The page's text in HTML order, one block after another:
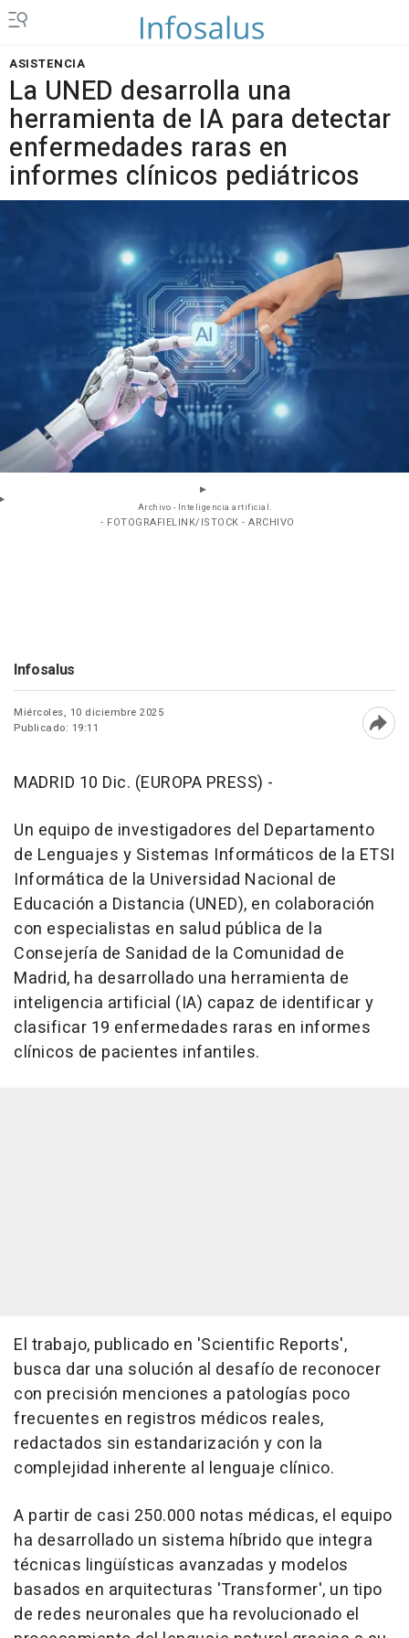
ASISTENCIA
La UNED desarrolla una
herramienta de IA para detectar
enfermedades raras en
informes clínicos pediátricos
Archivo - Inteligencia artificial.
- FOTOGRAFIELINK/ISTOCK - ARCHIVO
Infosalus
Miércoles, 10 diciembre 2025
Publicado: 19:11
MADRID 10 Dic. (EUROPA PRESS) -
Un equipo de investigadores del Departamento
de Lenguajes y Sistemas Informáticos de la ETSI
Informática de la Universidad Nacional de
Educación a Distancia (UNED), en colaboración
con especialistas en salud pública de la
Consejería de Sanidad de la Comunidad de
Madrid, ha desarrollado una herramienta de
inteligencia artificial (IA) capaz de identificar y
clasificar 19 enfermedades raras en informes
clínicos de pacientes infantiles.
El trabajo, publicado en 'Scientific Reports',
busca dar una solución al desafío de reconocer
con precisión menciones a patologías poco
frecuentes en registros médicos reales,
redactados sin estandarización y con la
complejidad inherente al lenguaje clínico.
A partir de casi 250.000 notas médicas, el equipo
ha desarrollado un sistema híbrido que integra
técnicas lingüísticas avanzadas y modelos
basados en arquitecturas 'Transformer', un tipo
de redes neuronales que ha revolucionado el